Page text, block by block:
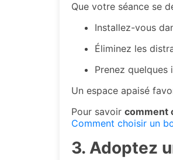
Que votre séance se
Installez-vous
Éliminez les
Prenez
Un espace apaisé
Pour savoir comment
Comment choisir un
3. Adoptez